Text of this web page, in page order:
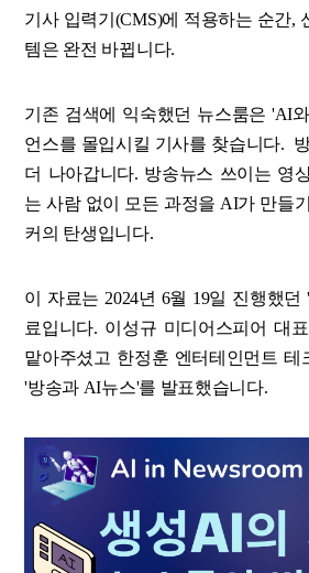
기사 입력기(CMS)에 적용하는 순간,
템은 완전 바뀝니다.
기존 검색에 익숙했던 뉴스룸은 'AI
언스를 몰입시킬 기사를 찾습니다.
더 나아갑니다. 방송뉴스 쓰이는 영
는 사람 없이 모든 과정을 AI가 만들
커의 탄생입니다.
이 자료는 2024년 6월 19일 진행했
료입니다. 이성규 미디어스피어 대
맡아주셨고 한정훈 엔터테인먼트 테
'방송과 AI뉴스'를 발표했습니다.